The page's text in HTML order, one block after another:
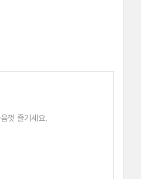
껏 즐기세요.